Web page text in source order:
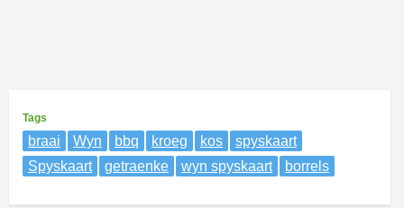
Tags
braai Wyn bbq kroeg kos
spyskaart
Spyskaart
getraenke wyn spyskaart borrels